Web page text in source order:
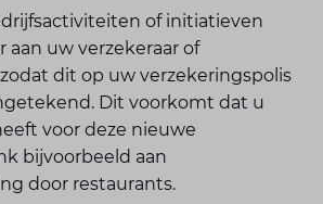
of initiatieven
aan uw verzekeraar of
dit op uw verzekeringspolis
Dit voorkomt dat u
voor deze nieuwe
bijvoorbeeld aan
door restaurants.